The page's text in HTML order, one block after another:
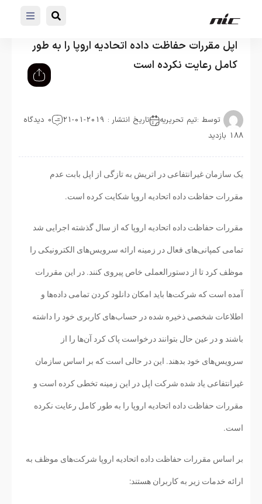
اپل مقررات حفاظت داده اتحادیه اروپا را به طور
کامل رعایت نکرده است
توسط :تیم تحریریه تاریخ انتشار : 2019-01-21
0 دیدگاه
188 بازدید
یک سازمان غیرانتفاعی در اتریش به تازگی از اپل بابت عدم
مقررات حفاظت داده اتحادیه اروپا شکایت کرده است.
مقررات حفاظت داده اتحادیه اروپا که از سال گذشته اجرایی شد
تمامی کمپانی‌های فعال در زمینه ارائه سرویس‌های الکترونیکی را
موظف کرد تا از دستورالعملی خاص پیروی کنند. در این مقررات
آمده است که شرکت‌ها باید امکان دانلود کردن تمامی داده‌ها و
اطلاعات شخصی ذخیره شده در حساب‌های کاربری خود را داشته
باشند و در عین حال بتوانند درخواست پاک کرد آن‌ها را از
سرویس‌های خود بدهند. این در حالی است که بر اساس سازمان
غیرانتفاعی یاد شده شرکت اپل در این زمینه تخطی کرده است و
مقررات حفاظت داده اتحادیه اروپا را به طور کامل رعایت نکرده
است.
بر اساس مقررات حفاظت داده اتحادیه اروپا شرکت‌های موظف به
ارائه خدمات زیر به کاربران هستند: